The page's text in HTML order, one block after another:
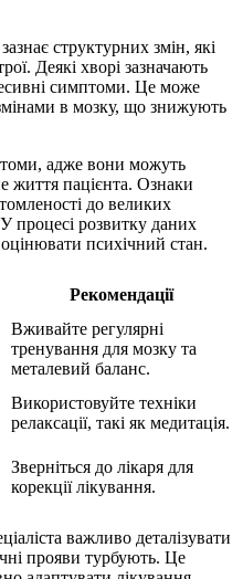
структурних змін, які
Деякі хворі зазначають
симптоми. Це може
в мозку, що знижують
адже вони можуть
життя пацієнта. Ознаки
до великих
процесі розвитку даних
психічний стан.
Рекомендації
Вживайте регулярні
тренування для мозку та
металевий баланс.
Використовуйте техніки
релаксації, такі як медитація.
Зверніться до лікаря для
корекції лікування.
важливо деталізувати
прояви турбують. Це